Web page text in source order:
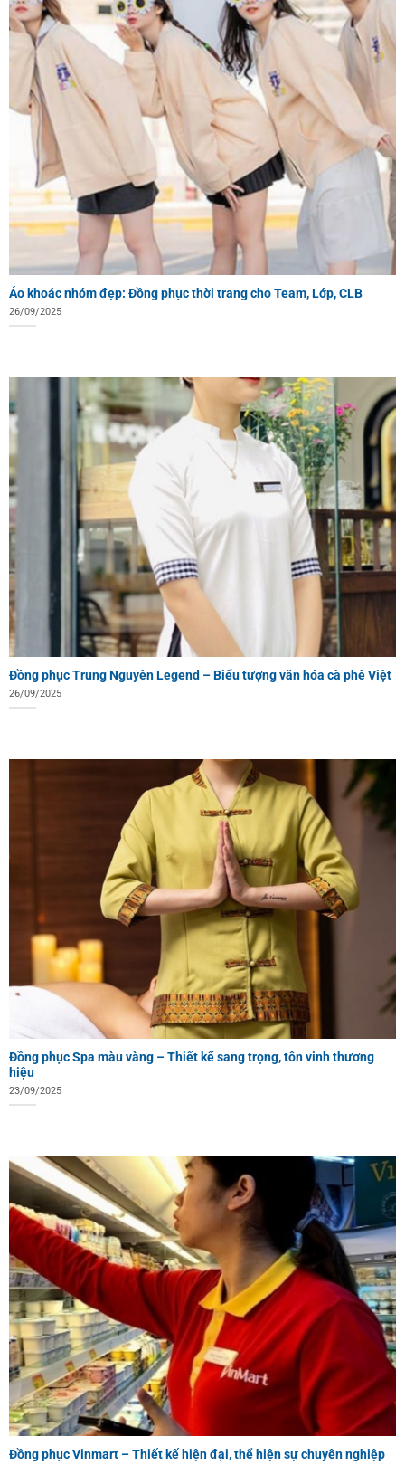
Áo khoác nhóm đẹp: Đồng phục thời trang cho Team, Lớp, CLB
26/09/2025
Đồng phục Trung Nguyên Legend – Biểu tượng văn hóa cà phê Việt
26/09/2025
Đồng phục Spa màu vàng – Thiết kế sang trọng, tôn vinh thương
hiệu
23/09/2025
Đồng phục Vinmart – Thiết kế hiện đại, thể hiện sự chuyên nghiệp